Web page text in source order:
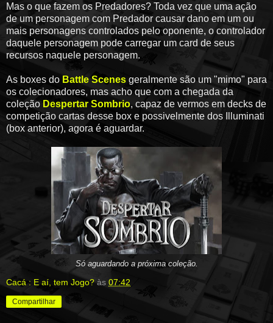
Mas o que fazem os Predadores? Toda vez que uma ação
de um personagem com Predador causar dano em um ou
mais personagens controlados pelo oponente, o controlador
daquele personagem pode carregar um card de seus
recursos naquele personagem.
As boxes do Battle Scenes geralmente são um "mimo" para
os colecionadores, mas acho que com a chegada da
coleção Despertar Sombrio, capaz de vermos em decks de
competição cartas desse box e possivelmente dos Illuminati
(box anterior), agora é aguardar.
Só aguardando a próxima coleção.
Cacá : E aí, tem Jogo? às 07:42
Compartilhar